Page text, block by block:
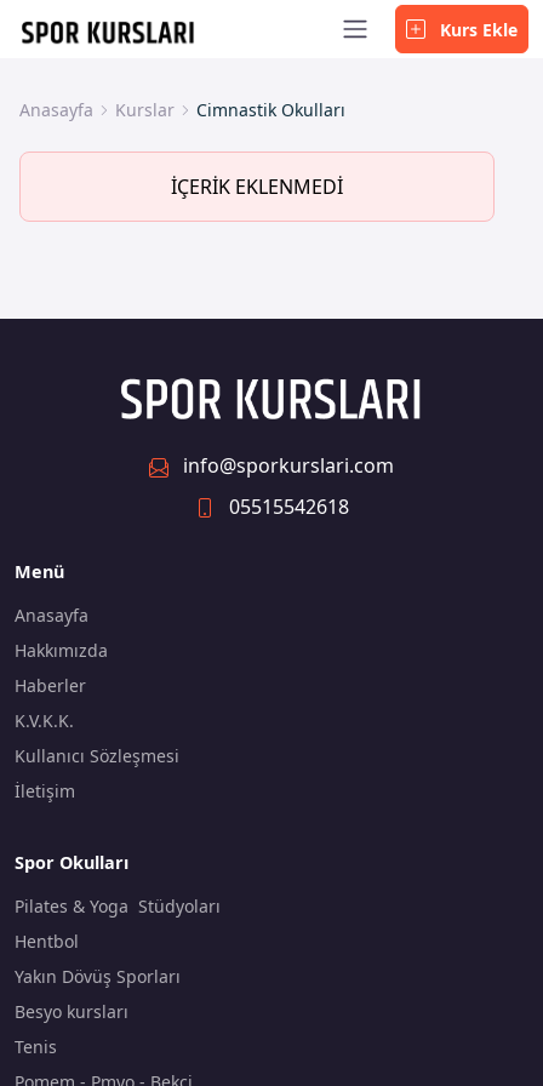
Kurs Ekle
Anasayfa Kurslar Cimnastik Okulları
İÇERİK EKLENMEDİ
info@sporkurslari.com
05515542618
Menü
Anasayfa
Hakkımızda
Haberler
K.V.K.K.
Kullanıcı Sözleşmesi
İletişim
Spor Okulları
Pilates & Yoga Stüdyoları
Hentbol
Yakın Dövüş Sporları
Besyo kursları
Tenis